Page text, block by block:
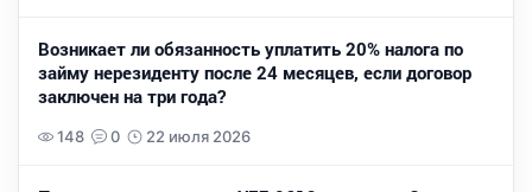
Возникает ли обязанность уплатить 20% налога по
займу нерезиденту после 24 месяцев, если договор
заключен на три года?
148 0 22 июля 2026